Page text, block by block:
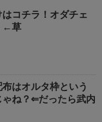
はコチラ！オダチェ
←草
布はオルタ枠という
ゃね？⇐だったら武内